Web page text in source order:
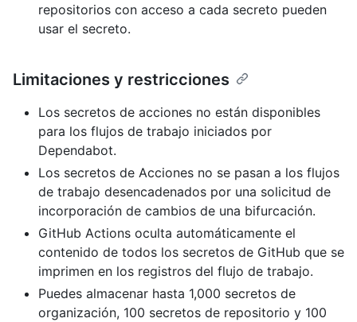
repositorios con acceso a cada secreto pueden
usar el secreto.
Limitaciones y restricciones
Los secretos de acciones no están disponibles
para los flujos de trabajo iniciados por
Dependabot.
Los secretos de Acciones no se pasan a los flujos
de trabajo desencadenados por una solicitud de
incorporación de cambios de una bifurcación.
GitHub Actions oculta automáticamente el
contenido de todos los secretos de GitHub que se
imprimen en los registros del flujo de trabajo.
Puedes almacenar hasta 1,000 secretos de
organización, 100 secretos de repositorio y 100